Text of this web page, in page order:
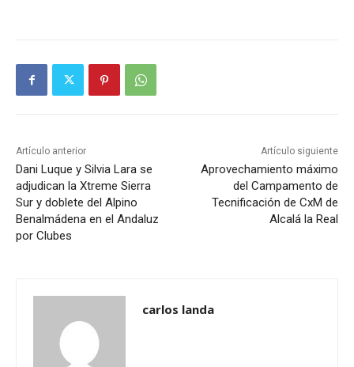
Artículo anterior
Dani Luque y Silvia Lara se
adjudican la Xtreme Sierra
Sur y doblete del Alpino
Benalmádena en el Andaluz
por Clubes
Artículo siguiente
Aprovechamiento máximo
del Campamento de
Tecnificación de CxM de
Alcalá la Real
carlos landa